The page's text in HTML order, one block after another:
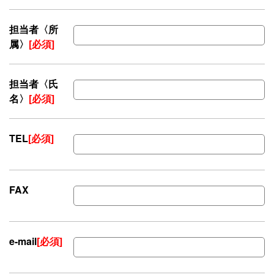
担当者〈所
属〉 [必須]
担当者〈氏
名〉 [必須]
TEL[必須]
FAX
e-mail[必須]